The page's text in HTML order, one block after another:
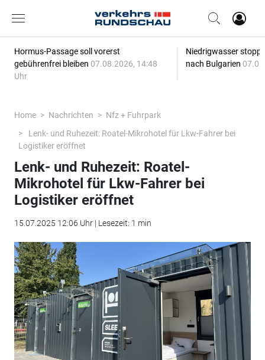
Hormus-Passage soll vorerst
gebührenfrei bleiben 07.08.2026, 14:48
Uhr
Niedrigwasser
nach Bulgarien
Home Nachrichten
Nfz + Fuhrpark
Lenk- und Ruhezeit: Roatel-Mikrohotel für Lkw-Fahrer bei
Logistiker eröffnet
Lenk- und Ruhezeit: Roatel-
Mikrohotel für Lkw-Fahrer bei
Logistiker eröffnet
15.07.2025 12:06 Uhr | Lesezeit: 1 min